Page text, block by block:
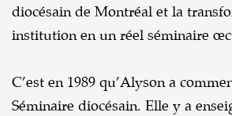
diocésain de Montréal et la
institution en un réel séminaire
C’est en 1989 qu’Alyson a
Séminaire diocésain. Elle y a